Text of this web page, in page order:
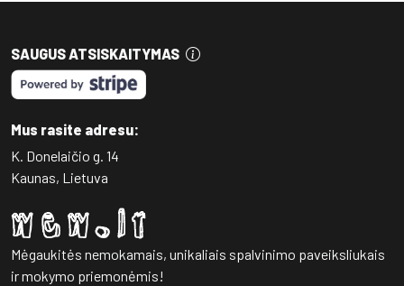
SAUGUS ATSISKAITYMAS
Mus rasite adresu:
K. Donelaičio g. 14
Kaunas, Lietuva
Mėgaukitės nemokamais, unikaliais spalvinimo paveiksliukais
ir mokymo priemonėmis!